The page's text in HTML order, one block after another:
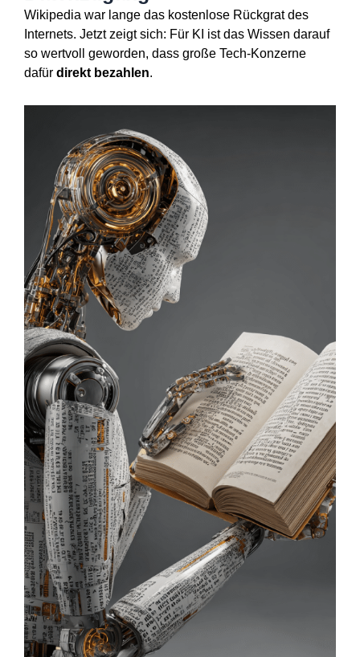
Wikipedia war lange das kostenlose Rückgrat des
Internets. Jetzt zeigt sich: Für KI ist das Wissen darauf
so wertvoll geworden, dass große Tech-Konzerne
dafür direkt bezahlen.